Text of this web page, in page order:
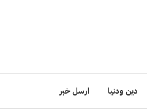
دين ودنيا ارسل خبر